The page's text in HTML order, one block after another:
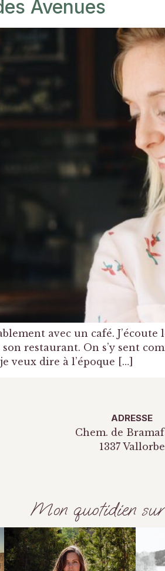
Avenues
avec un café.
son restaurant. On s’y sent
veux dire à l’époque […]
ADRESSE
Chem. de
1337 Vallorbe
Mon quotidien